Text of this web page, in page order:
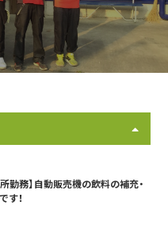
勤務】自動販売機の飲料の補充・
す！